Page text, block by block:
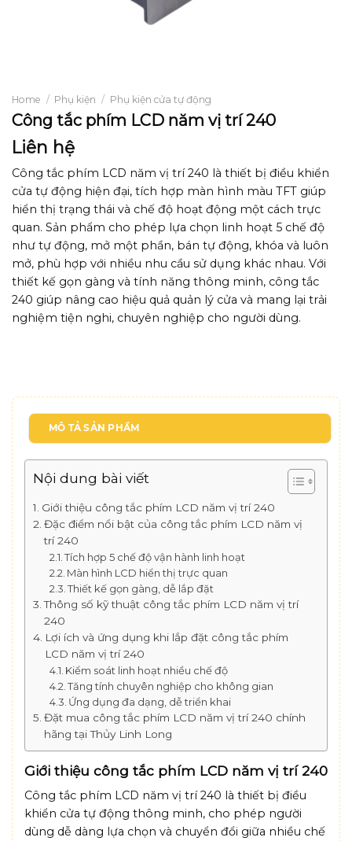
Home / Phụ kiện / Phụ kiện cửa tự động
Công tắc phím LCD năm vị trí 240
Liên hệ
Công tắc phím LCD năm vị trí 240 là thiết bị điều khiển
cửa tự động hiện đại, tích hợp màn hình màu TFT giúp
hiển thị trạng thái và chế độ hoạt động một cách trực
quan. Sản phẩm cho phép lựa chọn linh hoạt 5 chế độ
như tự động, mở một phần, bán tự động, khóa và luôn
mở, phù hợp với nhiều nhu cầu sử dụng khác nhau. Với
thiết kế gọn gàng và tính năng thông minh, công tắc
240 giúp nâng cao hiệu quả quản lý cửa và mang lại trải
nghiệm tiện nghi, chuyên nghiệp cho người dùng.
MÔ TẢ SẢN PHẨM
Nội dung bài viết
Giới thiệu công tắc phím LCD năm vị trí 240
Đặc điểm nổi bật của công tắc phím LCD năm vị
trí 240
Tích hợp 5 chế độ vận hành linh hoạt
Màn hình LCD hiển thị trực quan
Thiết kế gọn gàng, dễ lắp đặt
Thông số kỹ thuật công tắc phím LCD năm vị trí
240
Lợi ích và ứng dụng khi lắp đặt công tắc phím
LCD năm vị trí 240
Kiểm soát linh hoạt nhiều chế độ
Tăng tính chuyên nghiệp cho không gian
Ứng dụng đa dạng, dễ triển khai
Đặt mua công tắc phím LCD năm vị trí 240 chính
hãng tại Thủy Linh Long
Giới thiệu công tắc phím LCD năm vị trí 240
Công tắc phím LCD năm vị trí 240 là thiết bị điều
khiển cửa tự động thông minh, cho phép người
dùng dễ dàng lựa chọn và chuyển đổi giữa nhiều chế